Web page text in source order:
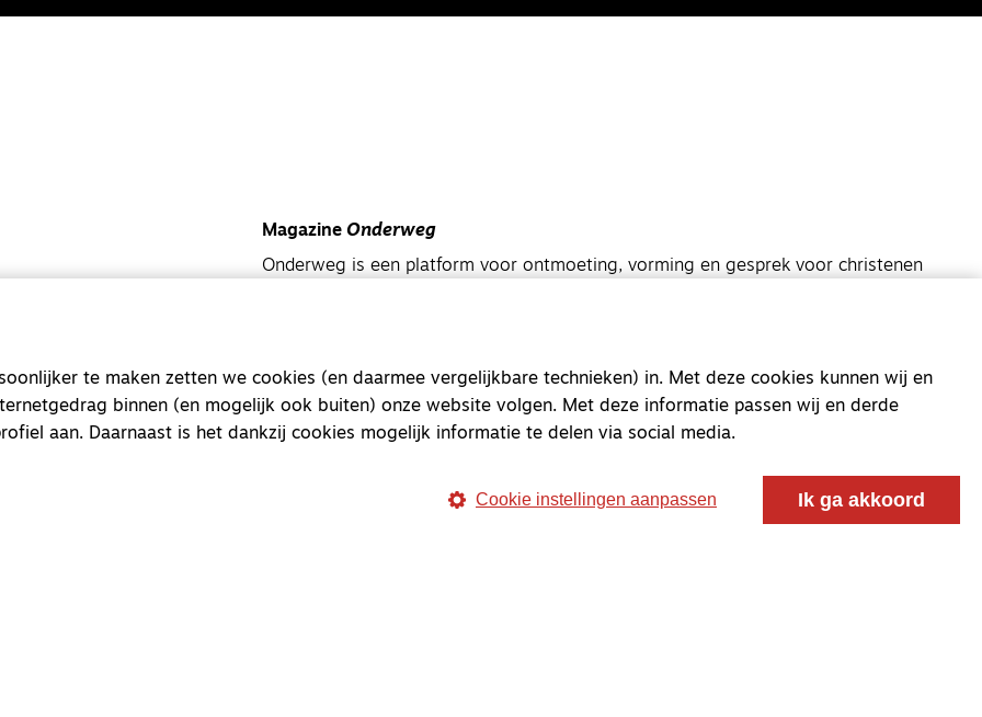
Magazine Onderweg
Onderweg is een platform voor ontmoeting, vorming en gesprek voor christenen
Kvk-nummer 33277063
NL46 INGB 0117 5827 86
te maken zetten we cookies (en daarmee vergelijkbare technieken) in. Met deze cookies kunnen wij en
binnen (en mogelijk ook buiten) onze website volgen. Met deze informatie passen wij en derde
aan. Daarnaast is het dankzij cookies mogelijk informatie te delen via social media.
Cookie instellingen aanpassen Ik ga akkoord